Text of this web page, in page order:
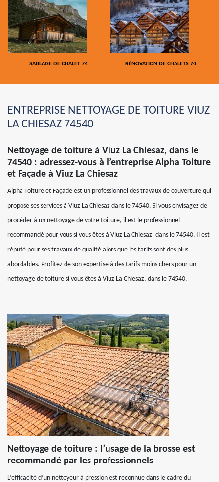
SABLAGE DE CHALET 74 RÉNOVATION DE CHALETS 74
ENTREPRISE NETTOYAGE DE TOITURE VIUZ
LA CHIESAZ 74540
Nettoyage de toiture à Viuz La Chiesaz, dans le
74540 : adressez-vous à l’entreprise Alpha Toiture
et Façade à Viuz La Chiesaz
Alpha Toiture et Façade est un professionnel des travaux de couverture qui
propose ses services à Viuz La Chiesaz dans le 74540. Si vous envisagez de
procéder à un nettoyage de votre toiture, il est le professionnel
recommandé pour vous si vous êtes à Viuz La Chiesaz, dans le 74540. Il est
réputé pour ses travaux de qualité alors que les tarifs sont des plus
abordables. Profitez de son expertise à des tarifs moins chers pour un
nettoyage de toiture si vous êtes à Viuz La Chiesaz, dans le 74540.
Nettoyage de toiture : l’usage de la brosse est
recommandé par les professionnels
L’efficacité d’un nettoyeur à pression est reconnue dans le cadre du